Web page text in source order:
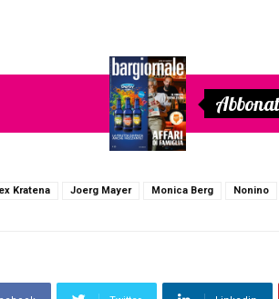
Kratena Joerg Mayer Monica Berg Nonino